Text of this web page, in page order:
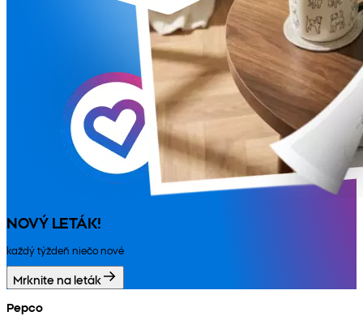
NOVÝ LETÁK!
každý týždeň niečo nové
Mrknite na leták
Pepco